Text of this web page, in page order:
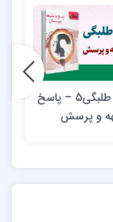
مهارت های طلبگی5 – پاسخ
و پرسش